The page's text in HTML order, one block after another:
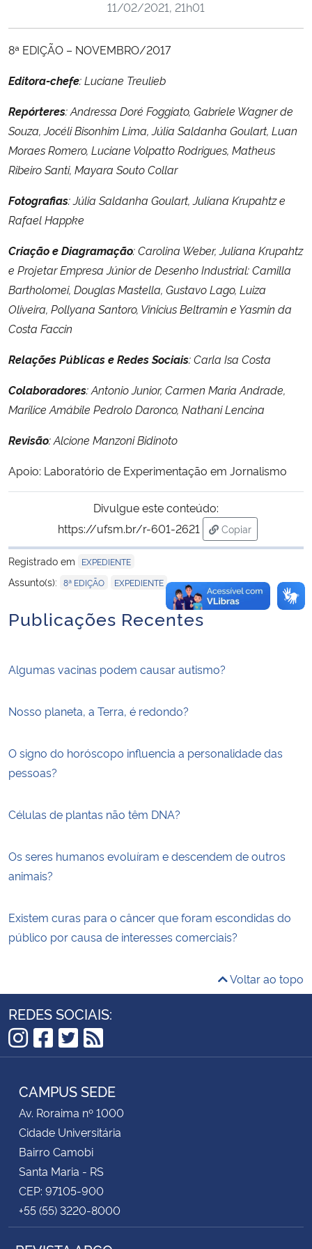
Ministério da Saúde
Ministério de Minas e Energia
Ministério da Ciência, Tecnologia, Inovações e Comunicações
Ministério do Meio Ambiente
Ministério do Turismo
Controladoria-Geral da União
Ministério da Mulher, da Família e dos Direitos Humanos
Gabinete de Segurança Institucional
Banco Central do Brasil
11/02/2021, 21h01
8ª EDIÇÃO – NOVEMBRO/2017
Editora-chefe:Luciane Treulieb
Repórteres:Andressa Doré Foggiato, Gabriele Wagner de
Souza, Jocéli Bisonhim Lima, Júlia Saldanha Goulart, Luan
Moraes Romero, Luciane Volpatto Rodrigues, Matheus
Ribeiro Santi, Mayara Souto Collar
Fotografias:Júlia Saldanha Goulart, Juliana Krupahtz e
Rafael Happke
Criação e Diagramação:Carolina Weber, Juliana Krupahtz
e Projetar Empresa Júniorde Desenho Industrial: Camilla
Bartholomei, Douglas Mastella, Gustavo Lago, Luiza
Oliveira, Pollyana Santoro, Vinicius Beltramin e Yasmin da
Costa Faccin
Relações Públicas e Redes Sociais:Carla Isa Costa
Colaboradores:Antonio Junior, Carmen Maria Andrade,
Marilice Amábile Pedrolo Daronco, Nathani Lencina
Revisão:Alcione Manzoni Bidinoto
Apoio: Laboratório de Experimentação em Jornalismo
Divulgue este conteúdo:
https://ufsm.br/r-601-2621
Copiar
para área de
Registrado em
EXPEDIENTE
Assunto(s): 8ª EDIÇÃO EXPEDIENTE
Publicações Recentes
Algumas vacinas podem causar autismo?
Nosso planeta, a Terra, é redondo?
O signo do horóscopo influencia a personalidade das
pessoas?
Células de plantas não têm DNA?
Os seres humanos evoluíram e descendem de outros
animais?
Existem curas para o câncer que foram escondidas do
público por causa de interesses comerciais?
Voltar ao topo
REDES SOCIAIS:
Instagram
Facebook
Twitter
RSS
CAMPUS SEDE
Av. Roraima nº 1000
Cidade Universitária
Bairro Camobi
Santa Maria - RS
CEP: 97105-900
+55 (55) 3220-8000